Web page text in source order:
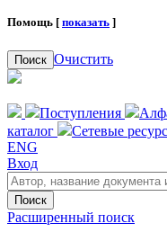
Помощь [ показать ]
Поиск Очистить
Поступления
каталог
Сетевые
ENG
Вход
Поиск
Расширенный поиск